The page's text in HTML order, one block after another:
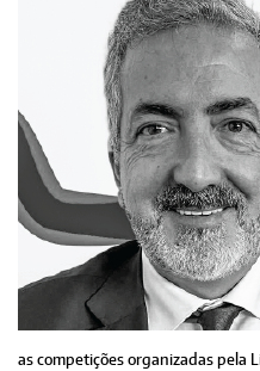
as competições organizadas pela